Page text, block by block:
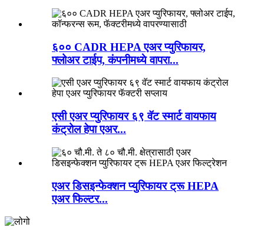
६०० CADR HEPA एअर प्युरिफायर,
फ्लोअर टाईप, कंपनीमध्ये वापरा...
एसी एअर प्युरिफायर ६९ वॅट स्मार्ट वायफाय
कंट्रोल हेपा एअर...
एअर डिसइन्फेक्शन प्युरिफायर ट्रू HEPA
एअर फिल्टर...